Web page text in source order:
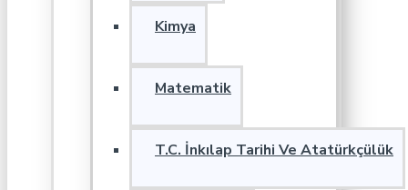
Kimya
Matematik
T.C. İnkılap Tarihi Ve Atatürkçülük